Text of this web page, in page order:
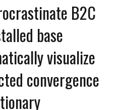
B2C
base
visualize
convergence